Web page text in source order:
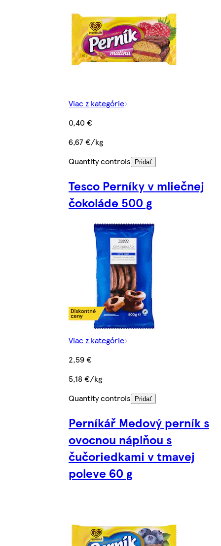
Viac z kategórie
0,40 €
6,67 €/kg
Quantity controls
Pridať
Tesco Perníky v mliečnej
čokoláde 500 g
Viac z kategórie
2,59 €
5,18 €/kg
Quantity controls
Pridať
Perníkář Medový perník s
ovocnou náplňou s
čučoriedkami v tmavej
poleve 60 g